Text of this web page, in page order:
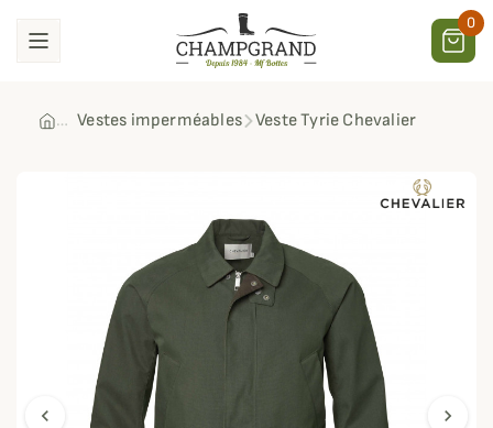
0
Vestes imperméables Veste Tyrie Chevalier
chevron_left chevron_right